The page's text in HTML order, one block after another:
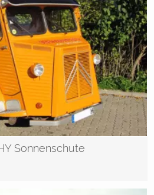
Sonnenschute